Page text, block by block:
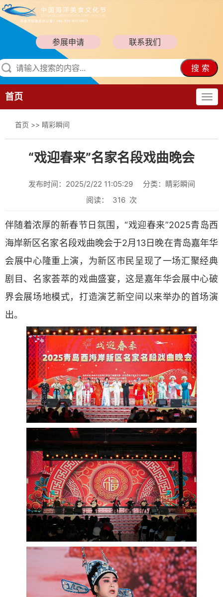
参展申请 联系我们
搜 索
首页
首页 >> 睛彩瞬间
“戏迎春来”名家名段戏曲晚会
发布时间：2025/2/22 11:05:29
分类：睛彩瞬间
阅读：
316 次
伴随着浓厚的新春节日氛围，“戏迎春来”2025青岛西
海岸新区名家名段戏曲晚会于2月13日晚在青岛嘉年华
会展中心隆重上演，为新区市民呈现了一场汇聚经典
剧目、名家荟萃的戏曲盛宴，这是嘉年华会展中心破
界会展场地模式，打造演艺新空间以来举办的首场演
出。